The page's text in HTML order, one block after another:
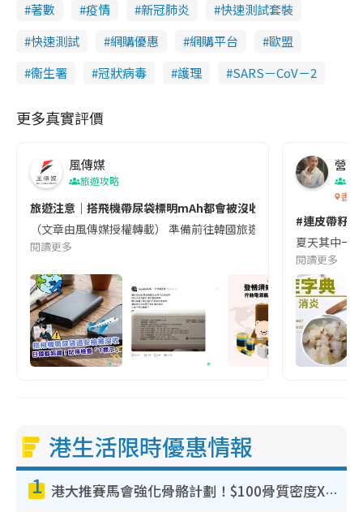
著數 疫情 新冠肺炎
快速測試套裝
快速測試
網購優惠 網購平台
歐盟
衞生署
冠狀病毒 護理 SARS－CoV－2
更多真實評價
風傳媒
旅遊攻略
旅遊注意｜搭飛機帶尿袋標明mAh都會被沒收😱出發前切記檢查
（文章由風傳媒授權轉載） 準備前往韓國旅遊的民眾，近期要
閱讀更多
營養
香港
#連皮帶籽
夏天其中一
閱讀更多
港生活限時優惠情報
1 港大推賽馬會強化骨骼計劃！$100骨質密度X光檢查 完成免費運動訓練送超市禮券！附參加資格